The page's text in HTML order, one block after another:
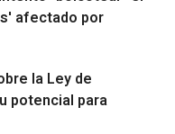
afectado por
la Ley de
potencial para